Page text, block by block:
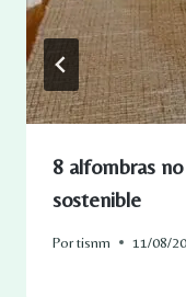
8 alfombras
sostenible
Portisnm 11/08/